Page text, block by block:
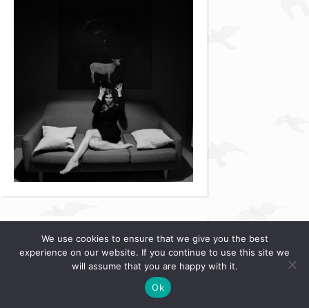
BUY ME A COFFEE
We use cookies to ensure that we give you the best
experience on our website. If you continue to use this site we
will assume that you are happy with it.
Ok